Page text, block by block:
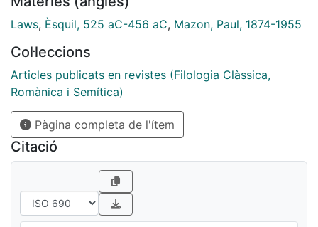
issues: philosophical (Hegel, Kant), on the theory of
law (Hohfeld, Miller) and literary (Riba, who translated
Laws, Èsquil, 525 aC-456 aC, Mazon, Paul, 1874-1955
Col·leccions
Articles publicats en revistes (Filologia Clàssica,
Romànica i Semítica)
Pàgina completa de l'ítem
Citació